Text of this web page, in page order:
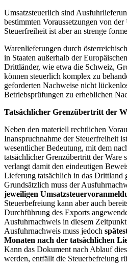
Umsatzsteuerlich sind
bestimmten Voraussetzungen von
Steuerfreiheit ist aber an strenge
Warenlieferungen durch
in Staaten außerhalb der
Drittländer, wie etwa die Schweiz,
können steuerlich komplex zu
geforderten Nachweise nicht
Betriebsprüfungen zu erheblichen
Tatsächlicher Grenzübertritt der
Neben den materiell rechtlichen
Inanspruchnahme der Steuerfreiheit
wesentlicher Bedeutung, mit dem
tatsächlicher Grenzübertritt der Ware
verlangt damit den eindeutigen
Lieferung tatsächlich in das Drittland
Grundsätzlich muss der
jeweiligen
Steuerbefreiung kann aber auch
Durchführung des Exports
Ausfuhrnachweis in diesem
Ausfuhrnachweis muss jedoch
Monaten nach der tatsächlichen
Kann das Dokument nach Ablauf
werden, entfällt die Steuerbefreiung